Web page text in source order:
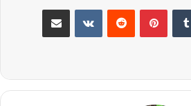
بينتيريست
مشاركة عبر البريد